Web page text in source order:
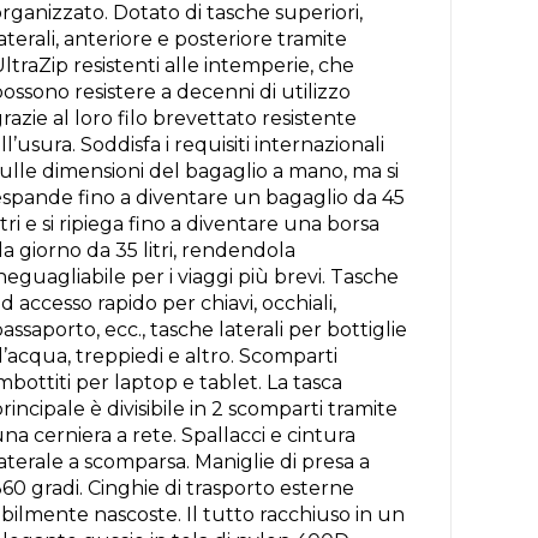
Dotato di tasche superiori,
anteriore e posteriore tramite
resistenti alle intemperie, che
resistere a decenni di utilizzo
al loro filo brevettato resistente
Soddisfa i requisiti internazionali
dimensioni del bagaglio a mano, ma si
fino a diventare un bagaglio da 45
e si ripiega fino a diventare una borsa
giorno da 35 litri, rendendola
per i viaggi più brevi. Tasche
accesso rapido per chiavi, occhiali,
ecc., tasche laterali per bottiglie
treppiedi e altro. Scomparti
per laptop e tablet. La tasca
è divisibile in 2 scomparti tramite
cerniera a rete. Spallacci e cintura
a scomparsa. Maniglie di presa a
gradi. Cinghie di trasporto esterne
nascoste. Il tutto racchiuso in un